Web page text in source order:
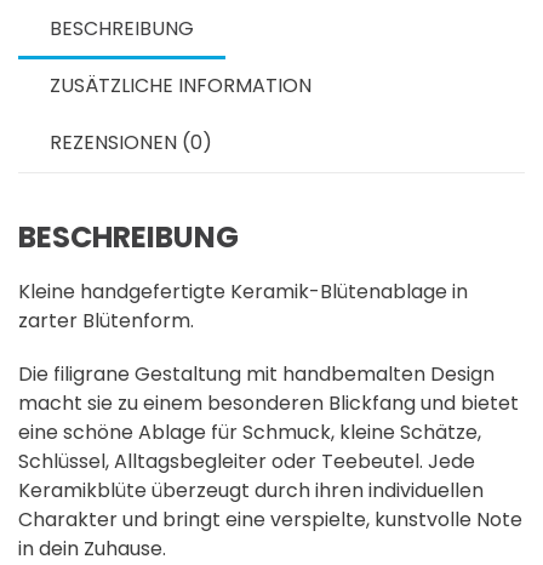
BESCHREIBUNG
ZUSÄTZLICHE INFORMATION
REZENSIONEN (0)
BESCHREIBUNG
Kleine handgefertigte Keramik-Blütenablage in
zarter Blütenform.
Die filigrane Gestaltung mit handbemalten Design
macht sie zu einem besonderen Blickfang und bietet
eine schöne Ablage für Schmuck, kleine Schätze,
Schlüssel, Alltagsbegleiter oder Teebeutel. Jede
Keramikblüte überzeugt durch ihren individuellen
Charakter und bringt eine verspielte, kunstvolle Note
in dein Zuhause.